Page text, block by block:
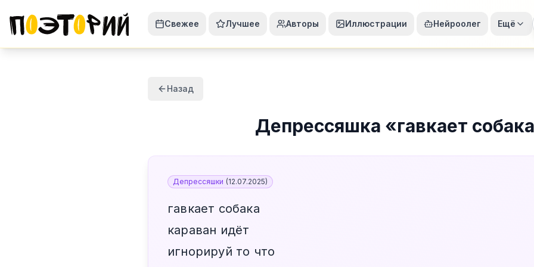
Свежее Лучшее Авторы Иллюстрации Нейроолег Ещё
Назад
Депрессяшка «гавкает собака
Депрессяшки (12.07.2025)
гавкает собака
караван идёт
игнорируй то что